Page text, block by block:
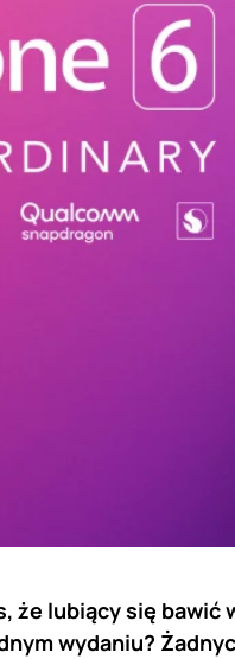
że lubiący się bawić
wydaniu?